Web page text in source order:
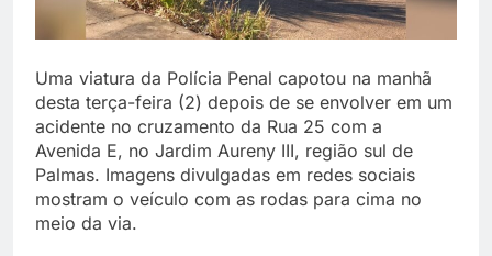
Uma viatura da Polícia Penal capotou na manhã
desta terça-feira (2) depois de se envolver em um
acidente no cruzamento da Rua 25 com a
Avenida E, no Jardim Aureny III, região sul de
Palmas. Imagens divulgadas em redes sociais
mostram o veículo com as rodas para cima no
meio da via.